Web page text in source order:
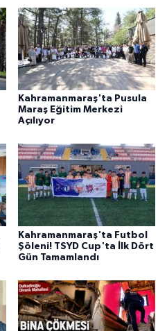
Kahramanmaraş'ta Pusula
Maraş Eğitim Merkezi
Açılıyor
Kahramanmaraş'ta Futbol
Şöleni! TSYD Cup'ta İlk Dört
Gün Tamamlandı